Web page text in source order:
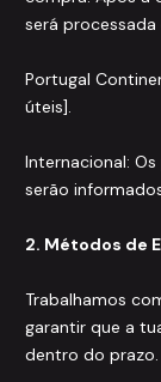
será processada
Portugal
úteis].
Internacional:
serão
2. Métodos de
Trabalhamos
garantir que a
dentro do